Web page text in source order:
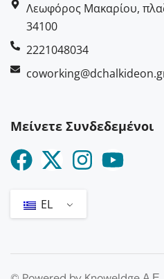
Λεωφόρος Μακαρίου,
34100
2221048034
Μείνετε Συνδεδεμένοι
EL